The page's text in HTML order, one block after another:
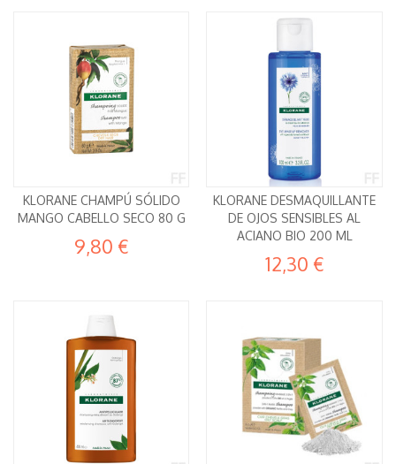
KLORANE CHAMPÚ SÓLIDO
MANGO CABELLO SECO 80 G
9,80 €
KLORANE DESMAQUILLANTE
DE OJOS SENSIBLES AL
ACIANO BIO 200 ML
12,30 €